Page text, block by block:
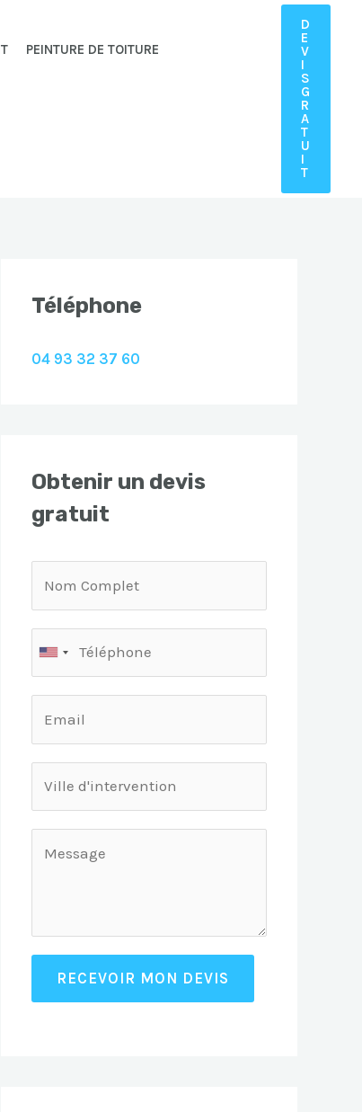
PEINTURE DE TOITURE
D
E
V
I
S
G
R
A
T
U
I
T
Téléphone
04 93 32 37 60
Obtenir un devis
gratuit
RECEVOIR MON DEVIS